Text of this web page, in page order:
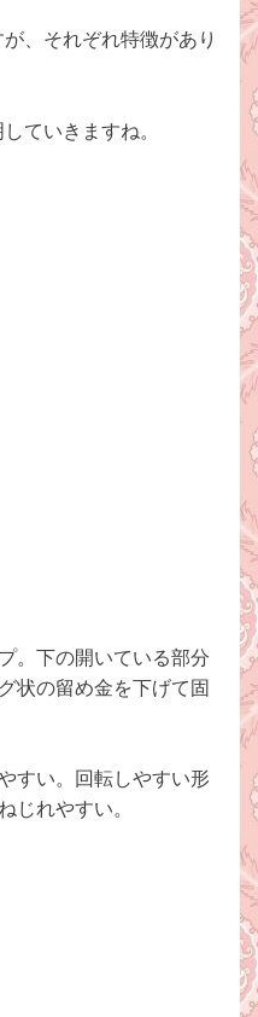
、それぞれ特徴があり
ていきますね。
。下の開いている部分
状の留め金を下げて固
すい。回転しやすい形
じれやすい。